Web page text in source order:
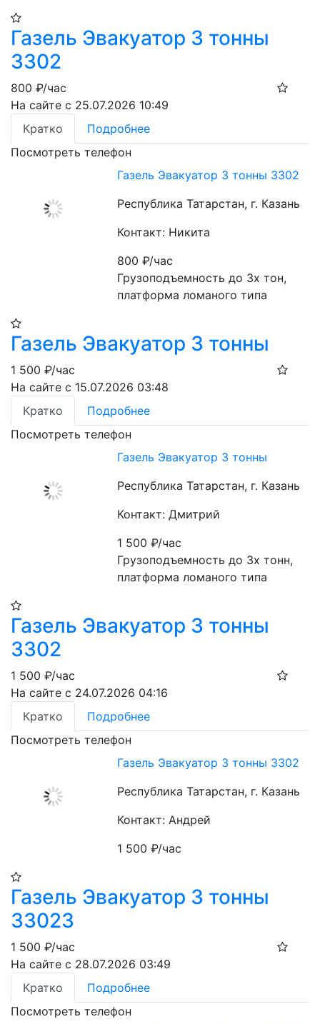
Газель Эвакуатор 3 тонны
3302
800 ₽/час
На сайте с 25.07.2026 10:49
Кратко
Подробнее
Посмотреть телефон
Газель Эвакуатор 3 тонны 3302
Республика Татарстан, г. Казань
Контакт: Никита
800₽/час
Грузоподъемность до 3х тон,
платформа ломаного типа
Газель Эвакуатор 3 тонны
1 500 ₽/час
На сайте с 15.07.2026 03:48
Кратко
Подробнее
Посмотреть телефон
Газель Эвакуатор 3 тонны
Республика Татарстан, г. Казань
Контакт: Дмитрий
1 500₽/час
Грузоподъемность до 3х тонн,
платформа ломаного типа
Газель Эвакуатор 3 тонны
3302
1 500 ₽/час
На сайте с 24.07.2026 04:16
Кратко
Подробнее
Посмотреть телефон
Газель Эвакуатор 3 тонны 3302
Республика Татарстан, г. Казань
Контакт: Андрей
1 500₽/час
Газель Эвакуатор 3 тонны
33023
1 500 ₽/час
На сайте с 28.07.2026 03:49
Кратко
Подробнее
Посмотреть телефон